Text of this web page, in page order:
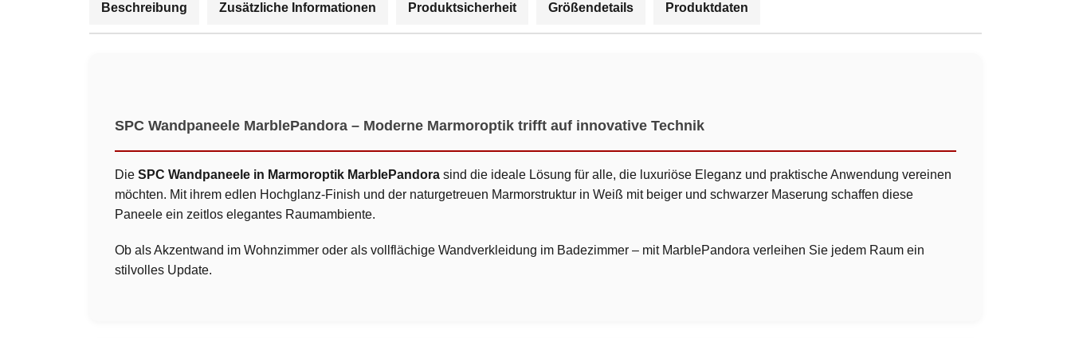
Beschreibung Zusätzliche Informationen Produktsicherheit Größendetails Produktdaten
SPC Wandpaneele MarblePandora – Moderne Marmoroptik trifft auf innovative Technik
Die SPC Wandpaneele in Marmoroptik MarblePandora sind die ideale Lösung für alle, die luxuriöse Eleganz und praktische Anwendung vereinen
möchten. Mit ihrem edlen Hochglanz-Finish und der naturgetreuen Marmorstruktur in Weiß mit beiger und schwarzer Maserung schaffen diese
Paneele ein zeitlos elegantes Raumambiente.
Ob als Akzentwand im Wohnzimmer oder als vollflächige Wandverkleidung im Badezimmer – mit MarblePandora verleihen Sie jedem Raum ein
stilvolles Update.